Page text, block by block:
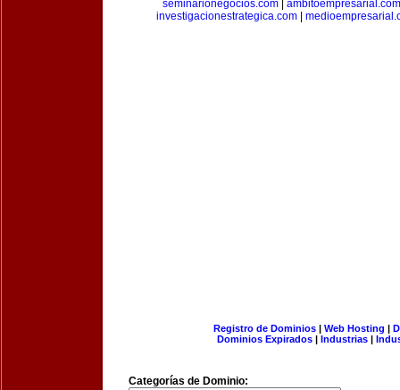
seminarionegocios.com| ambitoempresarial.com
investigacionestrategica.com
Registro de Dominios| Web Hosting |
Dominios Expirados | Industrias |
Categorías de Dominio: